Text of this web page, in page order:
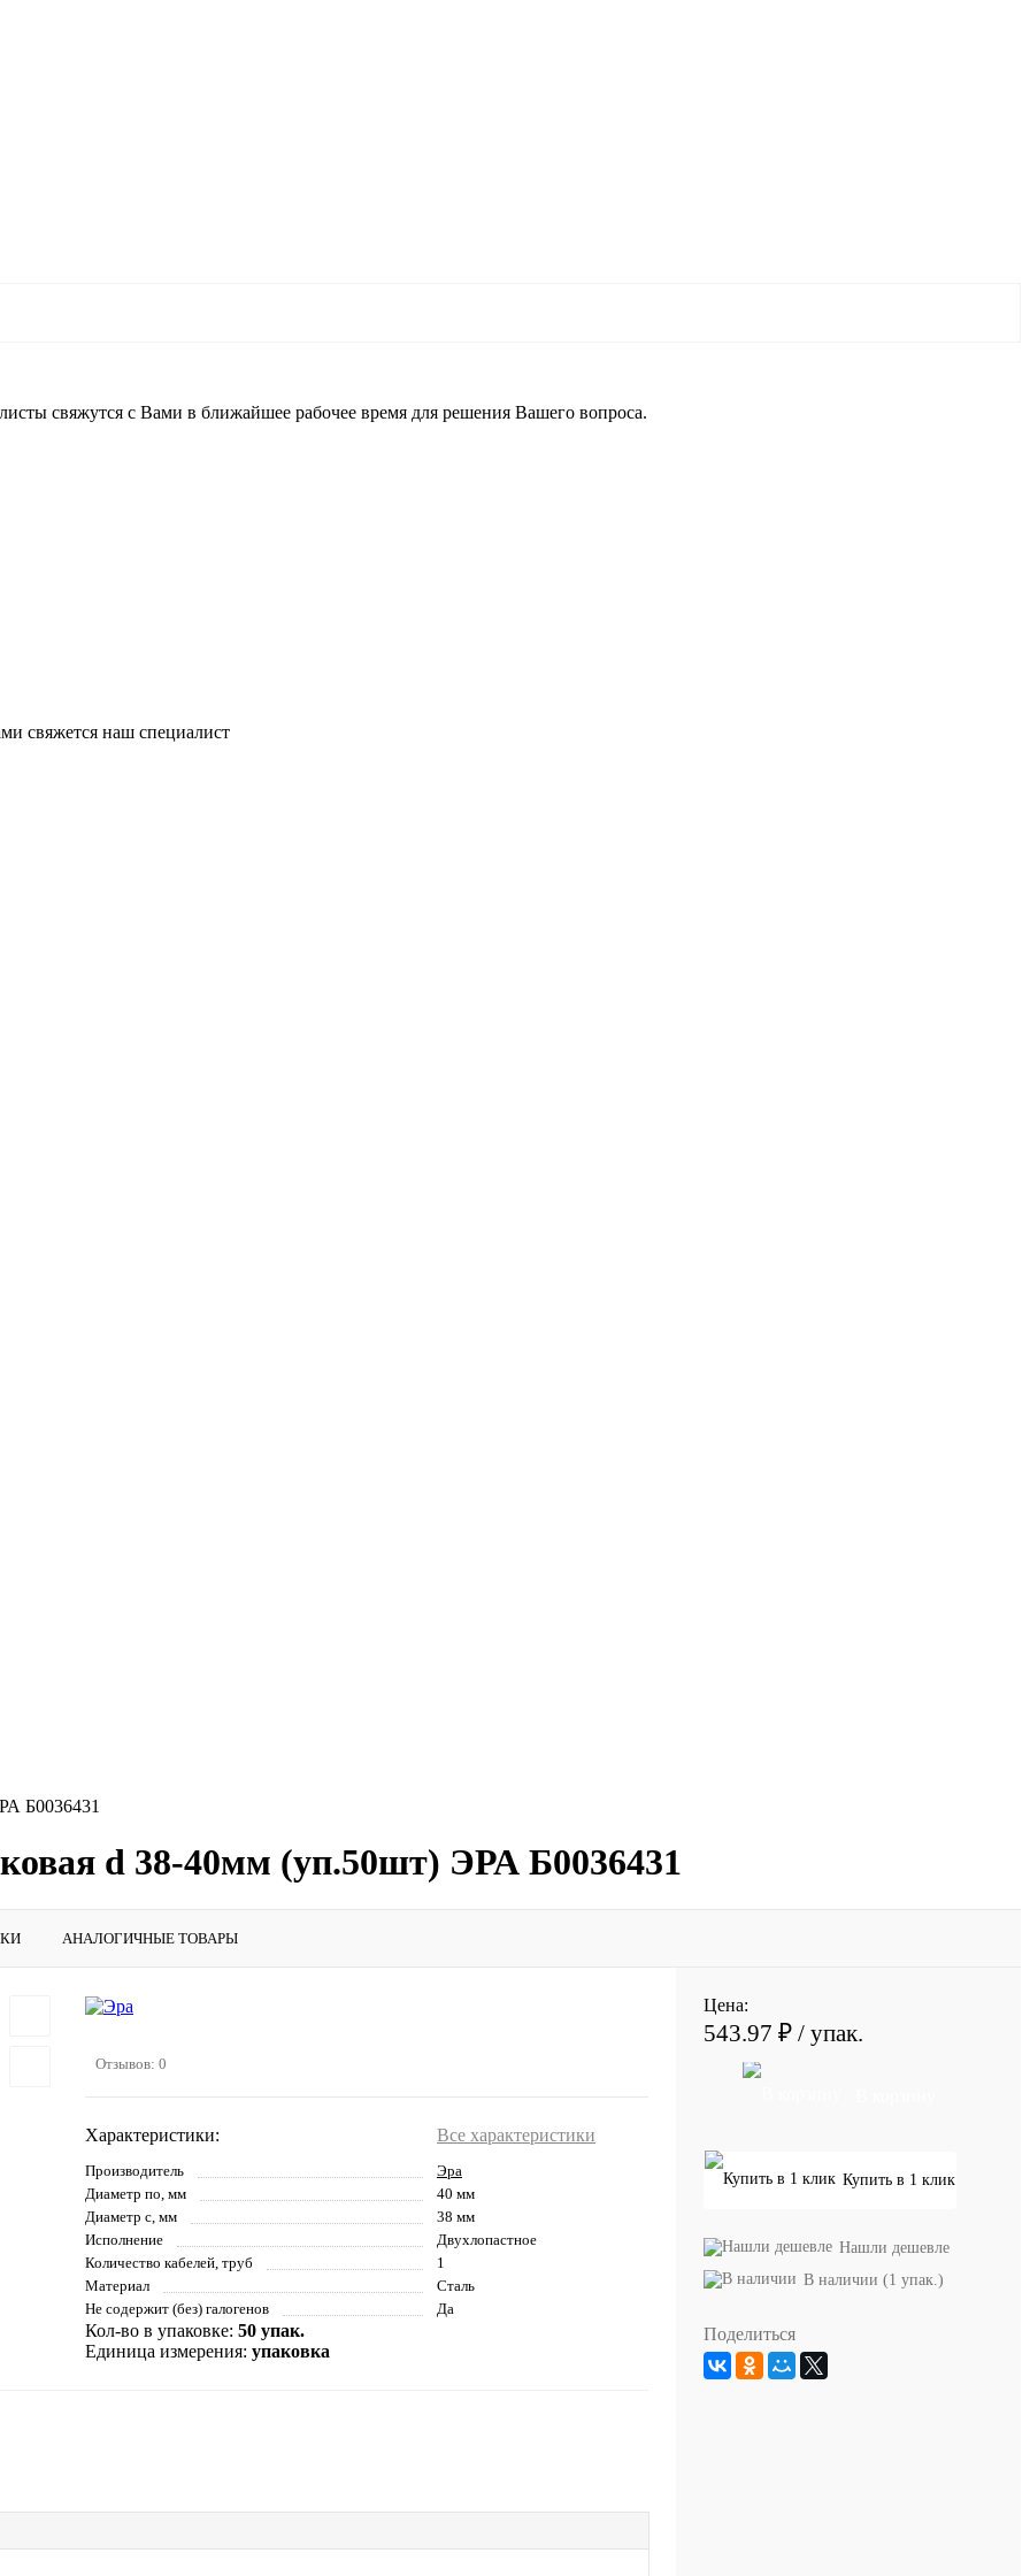
свяжутся с Вами в ближайшее рабочее время для решения Вашего вопроса.
свяжется наш специалист
Б0036431
d 38-40мм (уп.50шт) ЭРА Б0036431
АНАЛОГИЧНЫЕ ТОВАРЫ
Отзывов: 0
Характеристики: Все характеристики
Производитель
Эра
Диаметр по, мм
40 мм
Диаметр с, мм
38 мм
Исполнение
Двухлопастное
Количество кабелей, труб
1
Материал
Сталь
Не содержит (без) галогенов
Да
Кол-во в упаковке: 50 упак.
Единица измерения: упаковка
Цена:
543.97 ₽ / упак.
Купить в 1 клик
Нашли дешевле
В наличии (1 упак.)
Поделиться